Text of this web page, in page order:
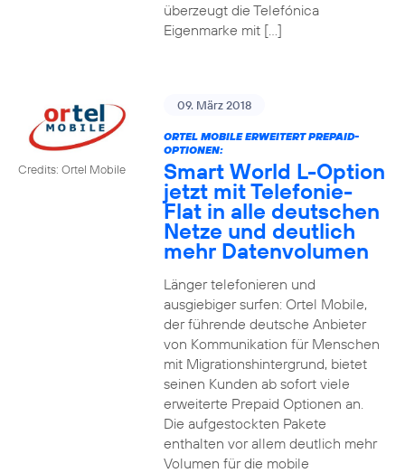
überzeugt die Telefónica
Eigenmarke mit […]
Credits: Ortel Mobile
09. März 2018
ORTEL MOBILE ERWEITERT PREPAID-
OPTIONEN:
Smart World L-Option
jetzt mit Telefonie-
Flat in alle deutschen
Netze und deutlich
mehr Datenvolumen
Länger telefonieren und
ausgiebiger surfen: Ortel Mobile,
der führende deutsche Anbieter
von Kommunikation für Menschen
mit Migrationshintergrund, bietet
seinen Kunden ab sofort viele
erweiterte Prepaid Optionen an.
Die aufgestockten Pakete
enthalten vor allem deutlich mehr
Volumen für die mobile